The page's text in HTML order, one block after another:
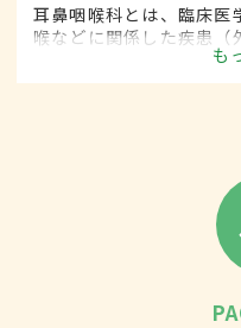
耳鼻咽喉科とは、臨床医
喉などに関係した疾患（
鼻炎・咽頭がん・扁桃
り扱います。
も